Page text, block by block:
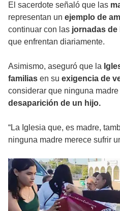
El sacerdote señaló que las
representan un ejemplo de
continuar con las jornadas
que enfrentan diariamente.
Asimismo, aseguró que la
familias en su exigencia de
considerar que ninguna
desaparición de un hijo.
“La Iglesia que, es madre,
ninguna madre merece sufrir